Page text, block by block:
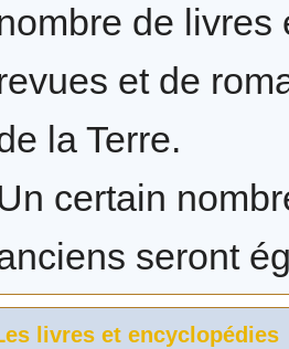
de livres
et de
la Terre.
certain
seront
livres et encyclopédies